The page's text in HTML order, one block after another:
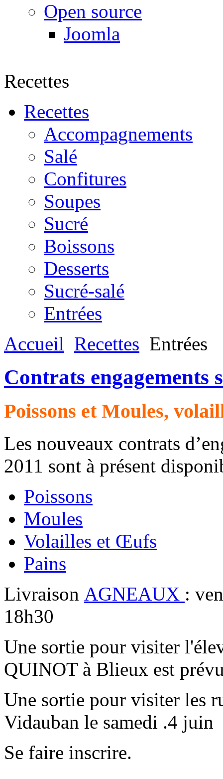
Open source
Joomla
Recettes
Recettes
Accompagnements
Salé
Confitures
Soupes
Sucré
Boissons
Desserts
Sucré-salé
Entrées
Accueil Recettes Entrées
Contrats engagements
Poissons et Moules,
Les nouveaux contrats
2011 sont à présent
Poissons
Moules
Volailles et Œufs
Pains
Livraison AGNEAUX :
18h30
Une sortie pour visiter
QUINOT à Blieux est
Une sortie pour visiter les
Vidauban le samedi .4 juin
Se faire inscrire.